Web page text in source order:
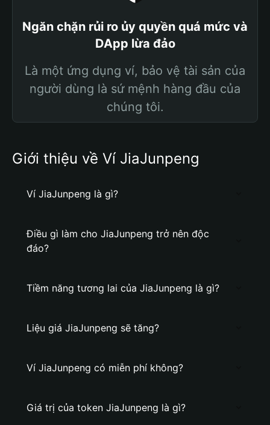
Ngăn chặn rủi ro ủy quyền quá mức và
DApp lừa đảo
Là một ứng dụng ví, bảo vệ tài sản của
người dùng là sứ mệnh hàng đầu của
chúng tôi.
Giới thiệu về Ví JiaJunpeng
Ví JiaJunpeng là gì?
Điều gì làm cho JiaJunpeng trở nên độc
đáo?
Tiềm năng tương lai của JiaJunpeng là gì?
Liệu giá JiaJunpeng sẽ tăng?
Ví JiaJunpeng có miễn phí không?
Giá trị của token JiaJunpeng là gì?